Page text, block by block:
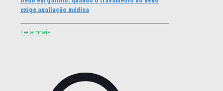
exige avaliação médica
Leia mais